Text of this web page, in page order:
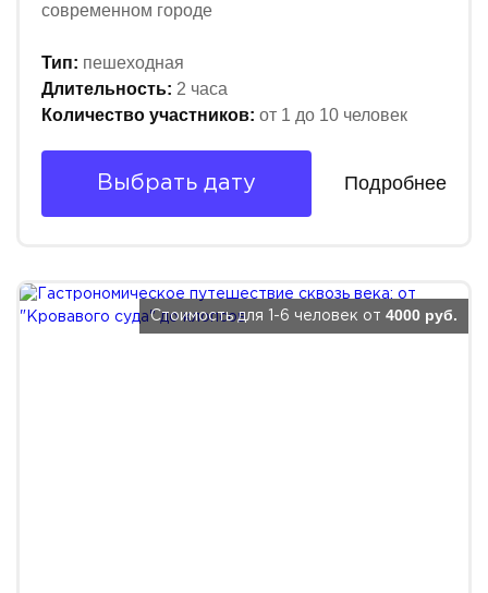
современном городе
Тип: пешеходная
Длительность: 2 часа
Количество участников: от 1 до 10 человек
Выбрать дату Подробнее
Стоимость для 1-6 человек от 4000 руб.